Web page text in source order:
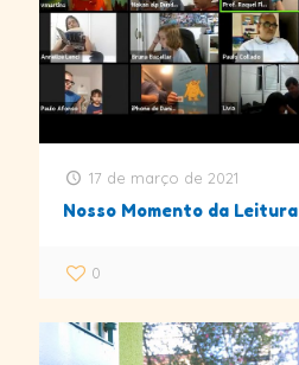
17 de março de 2021
Nosso Momento da Leitura
0